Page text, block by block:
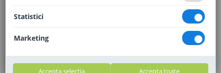
Statistici
Marketing
Accepta selectia Accepta toate